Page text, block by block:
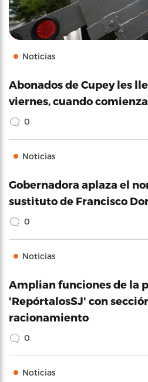
Noticias
Abonados de Cupey les
viernes, cuando
0
Noticias
Gobernadora aplaza el
sustituto de Francisco
0
Noticias
Amplian funciones de la
'RepórtalosSJ' con
racionamiento
0
Noticias